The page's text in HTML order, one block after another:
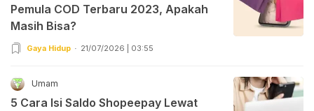
Pemula COD Terbaru 2023, Apakah
Masih Bisa?
Gaya Hidup 21/07/2026 | 03:55
Umam
5 Cara Isi Saldo Shopeepay Lewat